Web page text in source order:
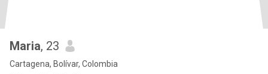
Maria, 23
Cartagena, Bolívar, Colombia